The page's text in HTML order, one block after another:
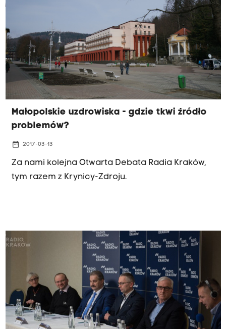
Małopolskie uzdrowiska - gdzie tkwi źródło
problemów?
date_range 2017-03-13
Za nami kolejna Otwarta Debata Radia Kraków,
tym razem z Krynicy-Zdroju.